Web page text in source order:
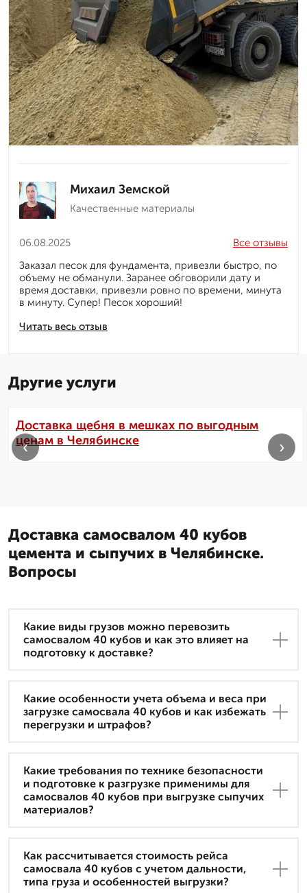
Михаил Земской
Качественные материалы
06.08.2025
Читать весь отзыв
Все отзывы
Заказал песок для фундамента, привезли быстро, по
объему не обманули. Заранее обговорили дату и
время доставки, привезли ровно по времени, минута
в минуту. Супер! Песок хороший!
Другие услуги
Доставка щебня в мешках по выгодным
ценам в Челябинске
‹ ›
Доставка самосвалом 40 кубов
цемента и сыпучих в Челябинске.
Вопросы
Какие виды грузов можно перевозить
самосвалом 40 кубов и как это влияет на
подготовку к доставке?
Какие особенности учета объема и веса при
загрузке самосвала 40 кубов и как избежать
перегрузки и штрафов?
Какие требования по технике безопасности
и подготовке к разгрузке применимы для
самосвалов 40 кубов при выгрузке сыпучих
материалов?
Как рассчитывается стоимость рейса
самосвала 40 кубов с учетом дальности,
типа груза и особенностей выгрузки?